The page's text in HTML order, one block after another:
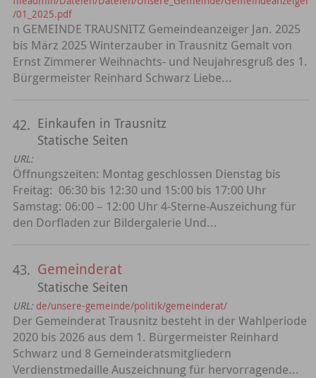
/01_2025.pdf
n GEMEINDE TRAUSNITZ Gemeindeanzeiger Jan. 2025
bis März 2025 Winterzauber in Trausnitz Gemalt von
Ernst Zimmerer Weihnachts- und Neujahresgruß des 1.
Bürgermeister Reinhard Schwarz Liebe...
42. Einkaufen in Trausnitz
Statische Seiten
URL:
Öffnungszeiten: Montag geschlossen Dienstag bis
Freitag: 06:30 bis 12:30 und 15:00 bis 17:00 Uhr
Samstag: 06:00 – 12:00 Uhr 4-Sterne-Auszeichung für
den Dorfladen zur Bildergalerie Und...
43. Gemeinderat
Statische Seiten
URL: de/unsere-gemeinde/politik/gemeinderat/
Der Gemeinderat Trausnitz besteht in der Wahlperiode
2020 bis 2026 aus dem 1. Bürgermeister Reinhard
Schwarz und 8 Gemeinderatsmitgliedern
Verdienstmedaille Auszeichnung für hervorragende...